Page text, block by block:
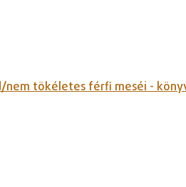
nem tökéletes férfi meséi -